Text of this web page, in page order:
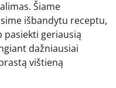
Šiame
išbandytu receptu,
pasiekti geriausią
dažniausiai
vištieną